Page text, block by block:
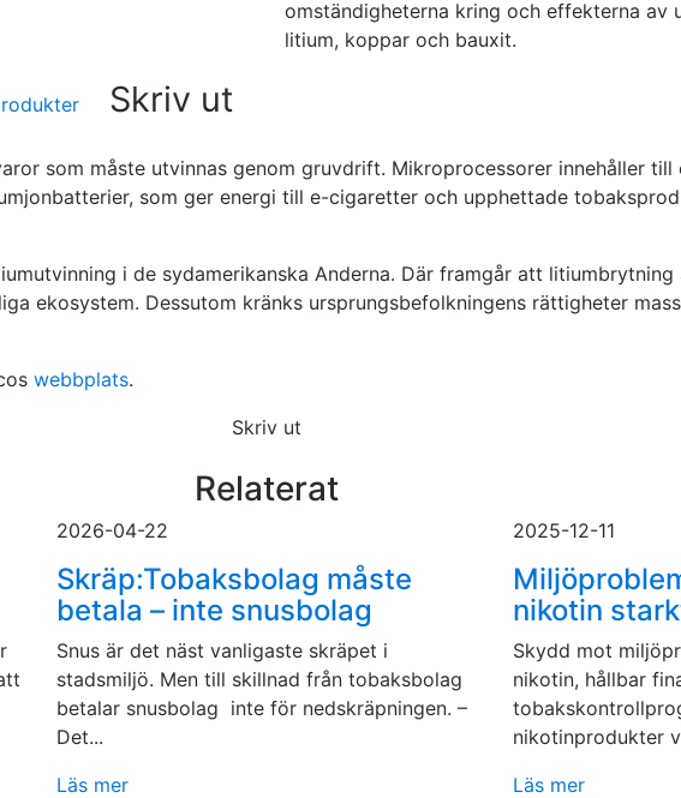
omständigheterna kring och effekterna av
litium, koppar och bauxit.
Skriv ut
som måste utvinnas genom gruvdrift. Mikroprocessorer innehåller till
som ger energi till e-cigaretter och upphettade
i de sydamerikanska Anderna. Där framgår att litiumbrytning
ekosystem. Dessutom kränks ursprungsbefolkningens rättigheter
webbplats.
Skriv ut
Relaterat
2026-04-22
Skräp:Tobaksbolag måste
betala – inte snusbolag
Snus är det näst vanligaste skräpet i
stadsmiljö. Men till skillnad från tobaksbolag
betalar snusbolag inte för nedskräpningen. –
Det...
Läs mer
2025-12-11
nikotin
Skydd mot
nikotin, hållbar
nikotinprodukter
Läs mer